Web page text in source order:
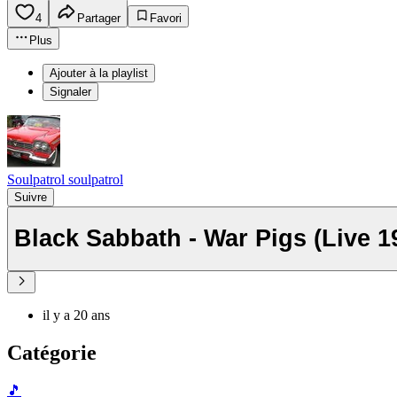
4 Partager
Favori
Plus
Ajouter à la playlist
Signaler
Soulpatrol soulpatrol
Suivre
Black Sabbath - War Pigs (Live
il y a 20 ans
Catégorie
🎵